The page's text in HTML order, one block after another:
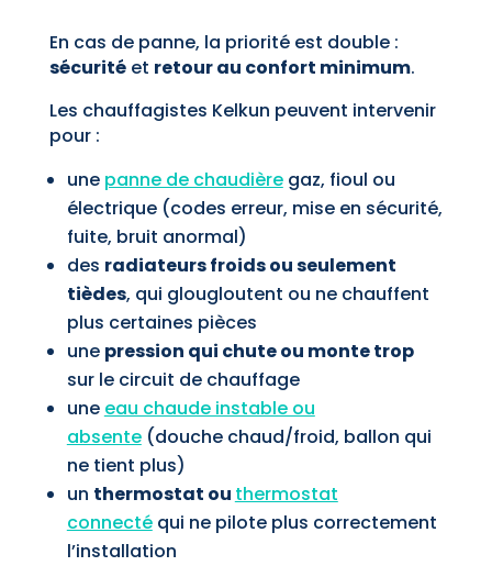
En cas de panne, la priorité est double :
sécuritéet retour au confort minimum.
Les chauffagistes Kelkun peuvent intervenir
pour :
une panne de chaudièregaz, fioul ou
électrique (codes erreur, mise en sécurité,
fuite, bruit anormal)
des radiateurs froids ou seulement
tièdes, qui glougloutent ou ne chauffent
plus certaines pièces
une pression qui chute ou monte trop
sur le circuit de chauffage
une eau chaude instable ou
absente(douche chaud/froid, ballon qui
ne tient plus)
un thermostat ou thermostat
connectéqui ne pilote plus correctement
l’installation